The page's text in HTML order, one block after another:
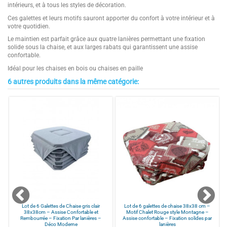
intérieurs, et à tous les styles de décoration.
Ces galettes et leurs motifs sauront apporter du confort à votre intérieur et à
votre quotidien.
Le maintien est parfait grâce aux quatre lanières permettant une fixation
solide sous la chaise, et aux larges rabats qui garantissent une assise
confortable.
Idéal pour les chaises en bois ou chaises en paille
Composition 50% Coton - 50% Polyester
Carrée
38x38
Points Forts 1
LOT PRATIQUE ET ÉCONOMIQUE DE 6
GALETTES : idéal pour équiper toutes
les chaises de votre salle à manger ou
cuisine, ce pack de 6 galettes de
chaise vous garantit confort, praticité
Points Forts 2
CONFORT OPTIMAL POUR VOS REPAS
: avec leur rembourrage de 3 cm
4.7
Basé sur
avis soumis à un
Voir tous les avis sur ce site
4étoiles
3étoiles
étoiles
6 autres produits dans la même catégorie:
Lot de 6 Galettes de Chaise gris clair
38x38cm – Assise Confortable et
Rembourrée – Fixation Par lanières –
Déco Moderne
Lot de 6 galettes de chaise 38x38 cm –
Motif Chalet Rouge style Montagne –
Assise confortable – Fixation solides par
lanières